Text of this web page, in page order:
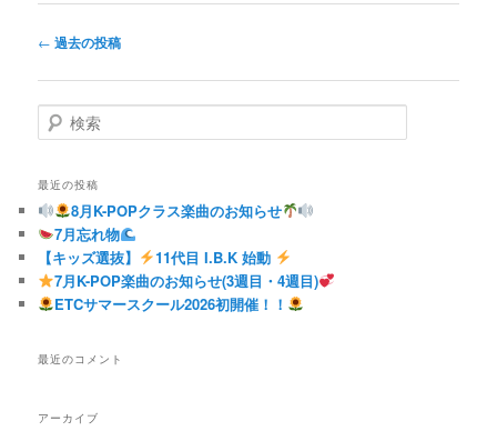
投
ナ
ビ
ゲ
シ
ョ
ン
← 過去の投稿
検
索
最近の投稿
8月K-POPクラス楽曲のお知らせ
7月忘れ物
【キッズ選抜】
11代目 I.B.K 始動
7月K-POP楽曲のお知らせ(3週目・4週目)
ETCサマースクール2026初開催！！
最近のコメント
アーカイブ